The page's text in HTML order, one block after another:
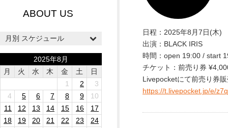
ABOUT US
月別 スケジュール
2025年8月
月
火 水 木 金 土
日
1
2
3
4
5 6 7 8 9
10
11
12 13 14 15 16
17
18
19 20 21 22 23
24
日程：2025年8月7日(木)
出演：BLACK IRIS
時間：open 19:00 / start
チケット：前売り券
Livepocketにて前売り券
https://t.livepocket.jp/e/